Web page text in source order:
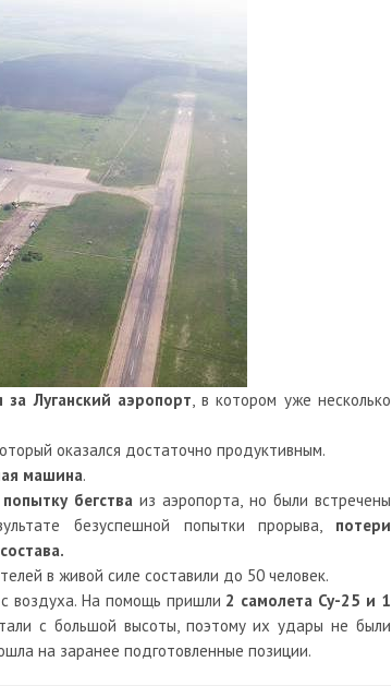
Луганский аэропорт , в котором уже несколько
оказался достаточно продуктивным.
машина.
бегства из аэропорта, но были встречены
безуспешной попытки прорыва, потери
в живой силе составили до 50 человек.
воздуха. На помощь пришли 2 самолета Су-25 и 1
с большой высоты, поэтому их удары не были
на заранее подготовленные позиции.